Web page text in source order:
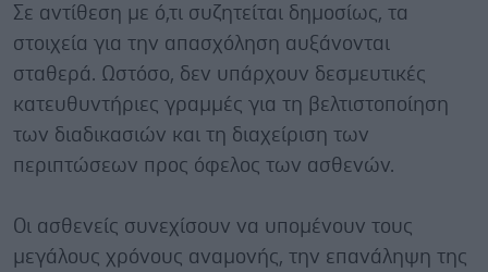
Σε αντίθεση με ό,τι συζητείται δημοσίως, τα
στοιχεία για την απασχόληση αυξάνονται
σταθερά. Ωστόσο, δεν υπάρχουν δεσμευτικές
κατευθυντήριες γραμμές για τη βελτιστοποίηση
των διαδικασιών και τη διαχείριση των
περιπτώσεων προς όφελος των ασθενών.
Οι ασθενείς συνεχίσουν να υπομένουν τους
μεγάλους χρόνους αναμονής, την επανάληψη της